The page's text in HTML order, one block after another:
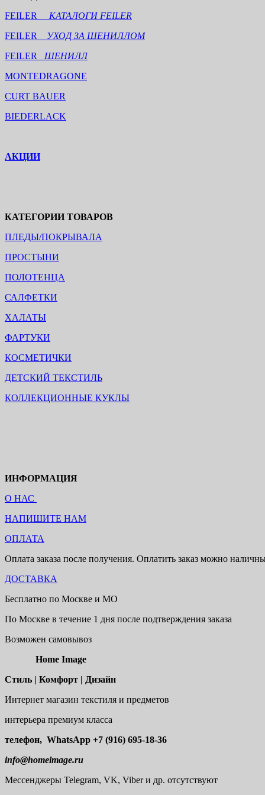
FEILER КАТАЛОГИ FEILER
FEILER
УХОД ЗА ШЕНИЛЛОМ
FEILER ШЕНИЛЛ
MONTEDRAGONE
CURT BAUER
BIEDERLACK
АКЦИИ
КАТЕГОРИИ ТОВАРОВ
ПЛЕДЫ/ПОКРЫВАЛА
ПРОСТЫНИ
ПОЛОТЕНЦА
САЛФЕТКИ
ХАЛАТЫ
ФАРТУКИ
КОСМЕТИЧКИ
ДЕТСКИЙ ТЕКСТИЛЬ
КОЛЛЕКЦИОННЫЕ КУКЛЫ
ИНФОРМАЦИЯ
О НАС
НАПИШИТЕ НАМ
ОПЛАТА
Оплата заказа после получения. Оплатить заказ можно
ДОСТАВКА
Бесплатно по Москве и МО
По Москве в течение 1 дня после подтверждения заказа
Возможен самовывоз
Home Image
Стиль | Комфорт | Дизайн
Интернет магазин текстиля и предметов
интерьера премиум класса
телефон, WhatsApp +7 (916) 695-18-36
info@homeimage.ru
Мессенджеры Telegram, VK, Viber и др. отсутствуют